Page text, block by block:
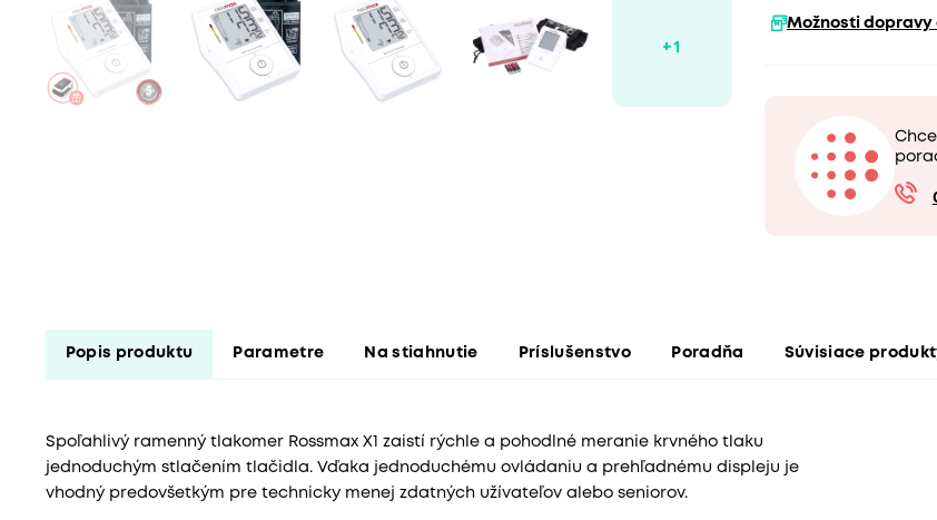
Možnosti
Popis produktu Parametre Na stiahnutie Príslušenstvo Poradňa Súvisiace
Spoľahlivý ramenný tlakomer Rossmax X1 zaistí rýchle a pohodlné meranie krvného tlaku
jednoduchým stlačením tlačidla. Vďaka jednoduchému ovládaniu a prehľadnému displeju je
vhodný predovšetkým pre technicky menej zdatných užívateľov alebo seniorov.